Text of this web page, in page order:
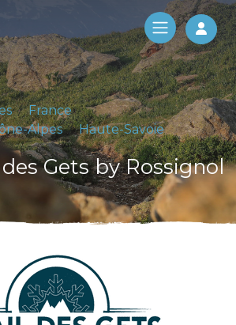
Log
France
Alpes
Haute-Savoie
Gets by Rossignol